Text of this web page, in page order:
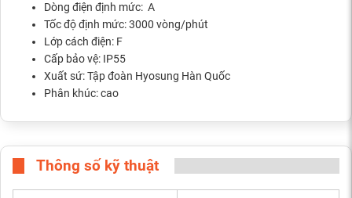
Dòng điện định mức: A
Tốc độ định mức: 3000 vòng/phút
Lớp cách điện: F
Cấp bảo vệ: IP55
Xuất sứ: Tập đoàn Hyosung Hàn Quốc
Phân khúc: cao
Thông số kỹ thuật